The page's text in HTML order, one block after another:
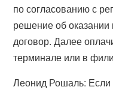
по согласованию с
решение об оказании
договор. Далее
терминале или в
Леонид Рошаль: Если